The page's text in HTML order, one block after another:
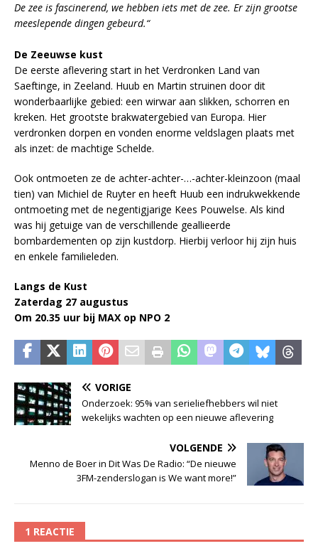
De zee is fascinerend, we hebben iets met de zee. Er zijn grootse
meeslepende dingen gebeurd.“
De Zeeuwse kust
De eerste aflevering start in het Verdronken Land van
Saeftinge, in Zeeland. Huub en Martin struinen door dit
wonderbaarlijke gebied: een wirwar aan slikken, schorren en
kreken. Het grootste brakwatergebied van Europa. Hier
verdronken dorpen en vonden enorme veldslagen plaats met
als inzet: de machtige Schelde.
Ook ontmoeten ze de achter-achter-…-achter-kleinzoon (maal
tien) van Michiel de Ruyter en heeft Huub een indrukwekkende
ontmoeting met de negentigjarige Kees Pouwelse. Als kind
was hij getuige van de verschillende geallieerde
bombardementen op zijn kustdorp. Hierbij verloor hij zijn huis
en enkele familieleden.
Langs de Kust
Zaterdag 27 augustus
Om 20.35 uur bij MAX op NPO 2
VORIGE
Onderzoek: 95% van serieliefhebbers wil niet
wekelijks wachten op een nieuwe aflevering
VOLGENDE
Menno de Boer in Dit Was De Radio: “De nieuwe
3FM-zenderslogan is We want more!”
1 REACTIE